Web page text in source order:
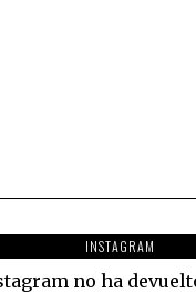
INSTAGRAM
no ha